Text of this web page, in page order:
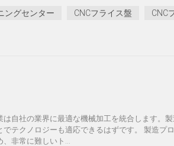
ングセンター CNCフライス盤 CNC
自社の業界に最適な機械加工を統合します。
テクノロジーも適応できるはずです。 製造プ
非常に難しいト...